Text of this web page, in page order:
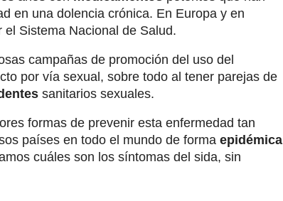
en una dolencia crónica. En Europa y en
el Sistema Nacional de Salud.
campañas de promoción del uso del
por vía sexual, sobre todo al tener parejas de
sanitarios sexuales.
formas de prevenir esta enfermedad tan
países en todo el mundo de forma epidémica
cuáles son los síntomas del sida, sin